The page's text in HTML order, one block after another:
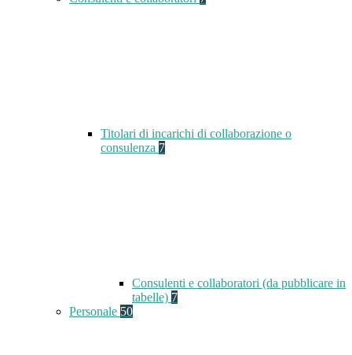
Titolari di incarichi di collaborazione o
consulenza 7
Consulenti e collaboratori (da pubblicare in
tabelle) 7
Personale 50